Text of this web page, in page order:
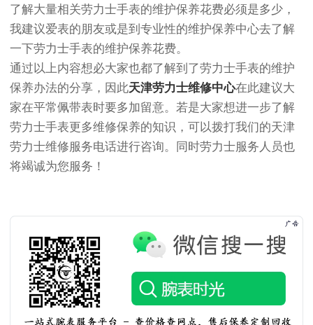
了解大量相关劳力士手表的维护保养花费必须是多少，
我建议爱表的朋友或是到专业性的维护保养中心去了解
一下劳力士手表的维护保养花费。
通过以上内容想必大家也都了解到了劳力士手表的维护
保养办法的分享，因此天津劳力士维修中心在此建议大
家在平常佩带表时要多加留意。若是大家想进一步了解
劳力士手表更多维修保养的知识，可以拨打我们的天津
劳力士维修服务电话进行咨询。同时劳力士服务人员也
将竭诚为您服务！